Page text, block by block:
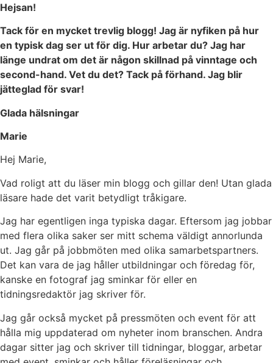
Hejsan!
Tack för en mycket trevlig blogg! Jag är nyfiken på hur
en typisk dag ser ut för dig. Hur arbetar du? Jag har
länge undrat om det är någon skillnad på vinntage och
second-hand. Vet du det? Tack på förhand. Jag blir
jätteglad för svar!
Glada hälsningar
Marie
Hej Marie,
Vad roligt att du läser min blogg och gillar den! Utan glada
läsare hade det varit betydligt tråkigare.
Jag har egentligen inga typiska dagar. Eftersom jag jobbar
med flera olika saker ser mitt schema väldigt annorlunda
ut. Jag går på jobbmöten med olika samarbetspartners.
Det kan vara de jag håller utbildningar och föredag för,
kanske en fotograf jag sminkar för eller en
tidningsredaktör jag skriver för.
Jag går också mycket på pressmöten och event för att
hålla mig uppdaterad om nyheter inom branschen. Andra
dagar sitter jag och skriver till tidningar, bloggar, arbetar